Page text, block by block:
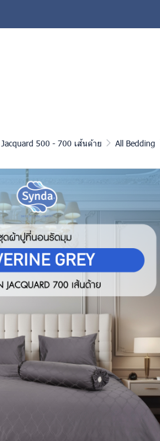
500 - 700 เส้นด้าย All Bedding